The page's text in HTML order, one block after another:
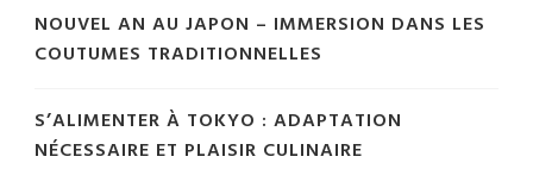
NOUVEL AN AU JAPON – IMMERSION DANS LES
COUTUMES TRADITIONNELLES
S’ALIMENTER À TOKYO : ADAPTATION
NÉCESSAIRE ET PLAISIR CULINAIRE